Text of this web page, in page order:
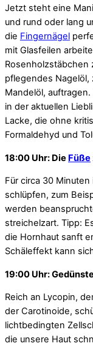
Jetzt steht eine
und rund oder lang
die Fingernägel
mit Glasfeilen
Rosenholzstäbchen
pflegendes Nagelöl,
Mandelöl,
in der aktuellen
Lacke, die ohne
Formaldehyd und
18:00 Uhr: Die Füße
Für circa 30
schlüpfen, zum
werden
streichelzart. Tipp:
die Hornhaut sanft
Schäleffekt kann
19:00 Uhr:
Reich an Lycopin,
der Carotinoide,
lichtbedingten
die unsere Haut